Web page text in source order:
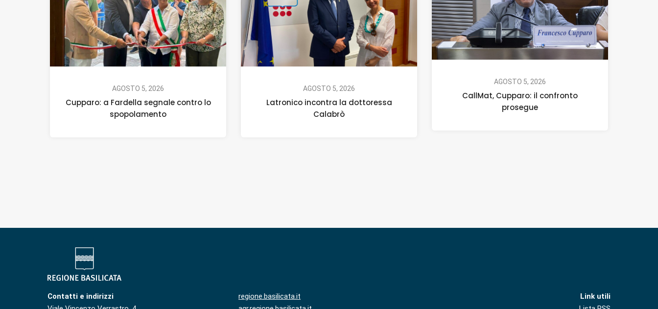
AGOSTO 5, 2026
Cupparo: a Fardella segnale contro lo
spopolamento
AGOSTO 5, 2026
Latronico incontra la dottoressa
Calabrò
AGOSTO 5, 2026
CallMat, Cupparo: il confronto
prosegue
Contatti e indirizzi
regione.basilicata.it
Link utili